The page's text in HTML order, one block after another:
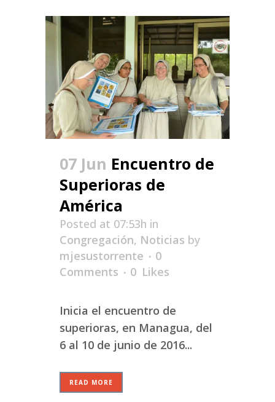
07 Jun Encuentro de
Superioras de
América
Posted at 07:53h in
Congregación, Noticias by
mjesustorrente
0
Comments
0 Likes
Inicia el encuentro de
superioras, en Managua, del
6 al 10 de junio de 2016...
READ MORE